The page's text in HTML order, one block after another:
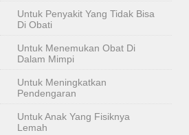
Untuk Penyakit Yang Tidak Bisa
Di Obati
Untuk Menemukan Obat Di
Dalam Mimpi
Untuk Meningkatkan
Pendengaran
Untuk Anak Yang Fisiknya
Lemah